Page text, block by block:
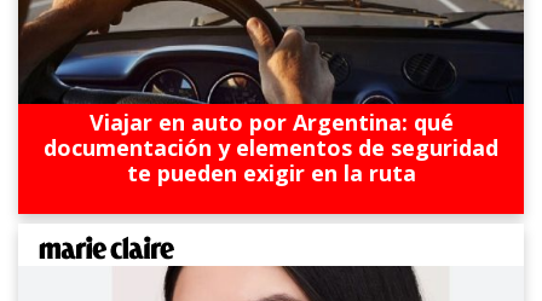
Viajar en auto por Argentina: qué
documentación y elementos de seguridad
te pueden exigir en la ruta